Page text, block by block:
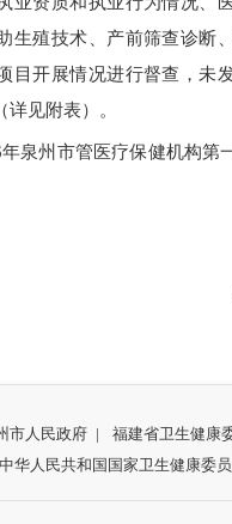
生殖技术、产前筛查诊断
目开展情况进行督查，未
见附表）。
年泉州市管医疗保健机构第
市人民政府 | 福建省卫生健康
中华人民共和国国家卫生健康委